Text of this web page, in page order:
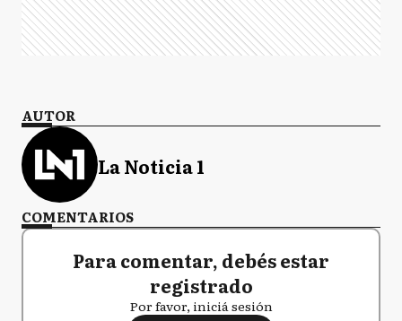
AUTOR
La Noticia 1
COMENTARIOS
Para comentar, debés estar
registrado
Por favor, iniciá sesión